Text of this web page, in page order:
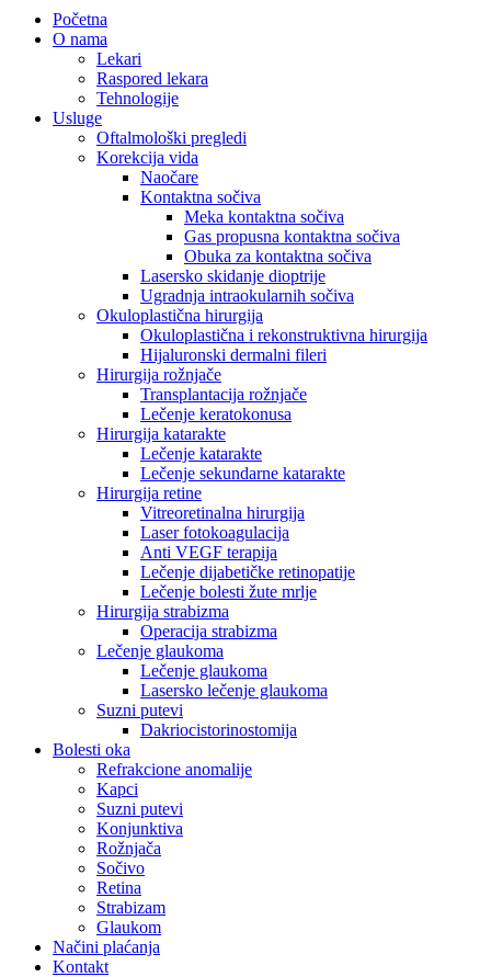
Početna
O nama
Lekari
Raspored lekara
Tehnologije
Usluge
Oftalmološki pregledi
Korekcija vida
Naočare
Kontaktna sočiva
Meka kontaktna sočiva
Gas propusna kontaktna sočiva
Obuka za kontaktna sočiva
Lasersko skidanje dioptrije
Ugradnja intraokularnih sočiva
Okuloplastična hirurgija
Okuloplastična i rekonstruktivna hirurgija
Hijaluronski dermalni fileri
Hirurgija rožnjače
Transplantacija rožnjače
Lečenje keratokonusa
Hirurgija katarakte
Lečenje katarakte
Lečenje sekundarne katarakte
Hirurgija retine
Vitreoretinalna hirurgija
Laser fotokoagulacija
Anti VEGF terapija
Lečenje dijabetičke retinopatije
Lečenje bolesti žute mrlje
Hirurgija strabizma
Operacija strabizma
Lečenje glaukoma
Lečenje glaukoma
Lasersko lečenje glaukoma
Suzni putevi
Dakriocistorinostomija
Bolesti oka
Refrakcione anomalije
Kapci
Suzni putevi
Konjunktiva
Rožnjača
Sočivo
Retina
Strabizam
Glaukom
Načini plaćanja
Kontakt